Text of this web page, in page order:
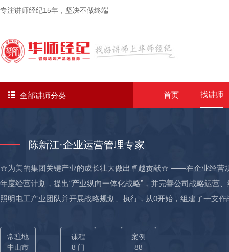
专注讲师经纪15年 ，坚决不做终端
全部讲师分类 首页 找讲师
陈新江·企业运营管理专家
☆为美的集团关键产业的成长壮大做出卓越贡献☆ ——在企业经营
年度经营计划，提出“产业纵向一体化战略”，并完善公司战略运营
照明电工产业团队并开展战略规划、执行，从0开始，组建了一支
打造极致资产周转；高举低打的产品策略，建立性价比竞争优势，
+贵雅照明并购和后期整合经营，保障无重大异常平稳过渡，成为
常驻地
中山市
课程
8 门
案例
88